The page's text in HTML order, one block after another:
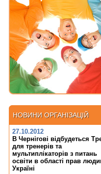
НОВИНИ ОРГАНІЗАЦІЙ
НОВИНИ ОРГАНІЗАЦІЙ
27.10.2012
В Чернігові відбудеться
для тренерів та
мультиплікаторів з питань
освіти в області прав
Україні